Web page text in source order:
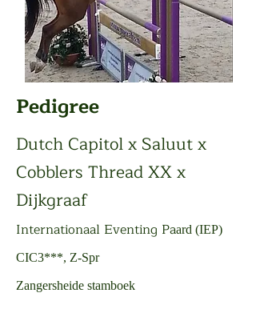
Pedigree
Dutch Capitol x Saluut x
Cobblers Thread XX x
Dijkgraaf
Internationaal Eventing Paard (IEP)​
CIC3***, Z-Spr
Zangersheide stamboek